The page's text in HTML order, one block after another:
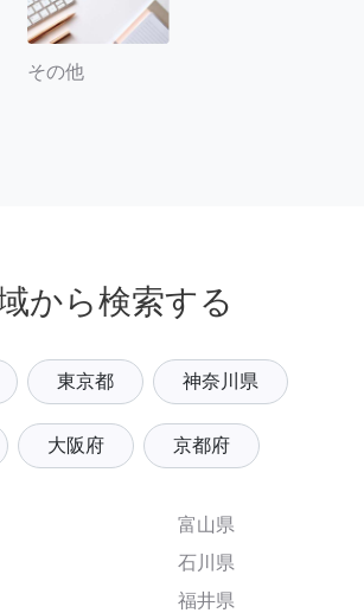
その他
から検索する
東京都 神奈川県
大阪府 京都府
富山県
石川県
福井県